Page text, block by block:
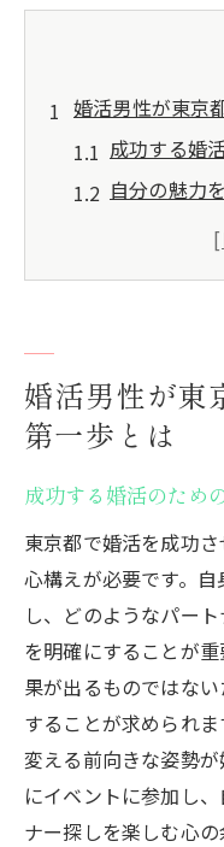
婚活男性が東京
成功する婚
自分の魅力
東京都の婚
東京都の婚活市
功の秘訣
婚活男性が
ョン能力
東京都で求
婚活成功者
現地の文化
ライフスタ
し
婚活男性に求め
知る
婚活男性が東
第一歩とは
成功する婚活のため
東京都で婚活を成功
心構えが必要です。
し、どのようなパー
を明確にすることが
果が出るものではな
することが求められ
変える前向きな姿勢
にイベントに参加し
ナー探しを楽しむ心の